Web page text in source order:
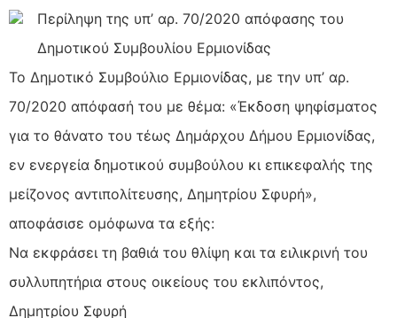
Περίληψη της υπ’ αρ. 70/2020 απόφασης του
Δημοτικού Συμβουλίου Ερμιονίδας
Το Δημοτικό Συμβούλιο Ερμιονίδας, με την υπ’ αρ.
70/2020 απόφασή του με θέμα: «Έκδοση ψηφίσματος
για το θάνατο του τέως Δημάρχου Δήμου Ερμιονίδας,
εν ενεργεία δημοτικού συμβούλου κι επικεφαλής της
μείζονος αντιπολίτευσης, Δημητρίου Σφυρή»,
αποφάσισε ομόφωνα τα εξής:
Να εκφράσει τη βαθιά του θλίψη και τα ειλικρινή του
συλλυπητήρια στους οικείους του εκλιπόντος,
Δημητρίου Σφυρή